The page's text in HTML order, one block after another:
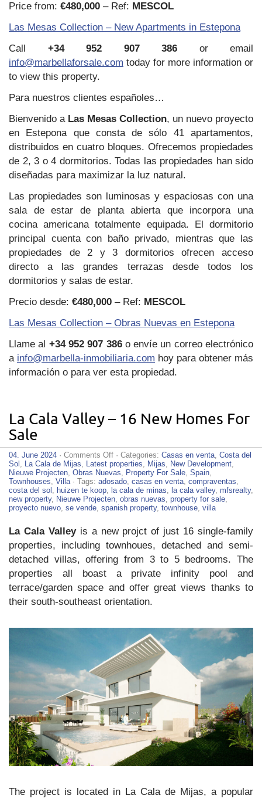
Price from: €480,000 – Ref: MESCOL
Las Mesas Collection – New Apartments in Estepona
Call +34 952 907 386 or email
info@marbellaforsale.com today for more information or
to view this property.
Para nuestros clientes españoles…
Bienvenido a Las Mesas Collection, un nuevo proyecto
en Estepona que consta de sólo 41 apartamentos,
distribuidos en cuatro bloques. Ofrecemos propiedades
de 2, 3 o 4 dormitorios. Todas las propiedades han sido
diseñadas para maximizar la luz natural.
Las propiedades son luminosas y espaciosas con una
sala de estar de planta abierta que incorpora una
cocina americana totalmente equipada. El dormitorio
principal cuenta con baño privado, mientras que las
propiedades de 2 y 3 dormitorios ofrecen acceso
directo a las grandes terrazas desde todos los
dormitorios y salas de estar.
Precio desde: €480,000 – Ref: MESCOL
Las Mesas Collection – Obras Nuevas en Estepona
Llame al +34 952 907 386o envíe un correo electrónico
a info@marbella-inmobiliaria.com hoy para obtener más
información o para ver esta propiedad.
La Cala Valley – 16 New Homes For
Sale
04. June 2024 · Comments Offon
La
Cala
Valley
–
16
New
Sale
· Categories: Casas en venta, Costa del
Sol , La Cala de Mijas, Latest properties, Mijas, New Development,
Nieuwe Projecten, Obras Nuevas, Property For Sale, Spain,
Townhouses, Villa· Tags: adosado, casas en venta, compraventas,
costa del sol , huizen te koop, la cala de minas, la cala valley, mfsrealty,
new property, Nieuwe Projecten, obras nuevas, property for sale,
proyecto nuevo, se vende, spanish property, townhouse, villa
La Cala Valleyis a new projct of just 16 single-family
properties, including townhoues, detached and semi-
detached villas, offering from 3 to 5 bedrooms. The
properties all boast a private infinity pool and
terrace/garden space and offer great views thanks to
their south-southeast orientation.
The project is located in La Cala de Mijas, a popular